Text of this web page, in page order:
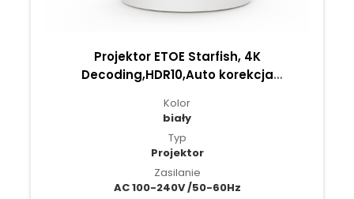
Projektor ETOE Starfish, 4K
Decoding,HDR10,Auto korekcja
Niepolarnego, ośw.RG
Kolor
biały
Typ
Projektor
Zasilanie
AC 100-240V /50-60Hz